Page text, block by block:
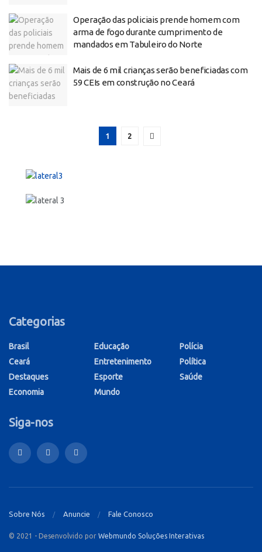
Operação das policiais prende homem com
arma de fogo durante cumprimento de
mandados em Tabuleiro do Norte
Mais de 6 mil crianças serão beneficiadas com
59 CEIs em construção no Ceará
1 2
Categorias
Brasil
Ceará
Destaques
Economia
Educação
Entretenimento
Esporte
Mundo
Polícia
Política
Saúde
Siga-nos
Sobre Nós Anuncie Fale Conosco
© 2021 - Desenvolvido por Webmundo Soluções Interativas